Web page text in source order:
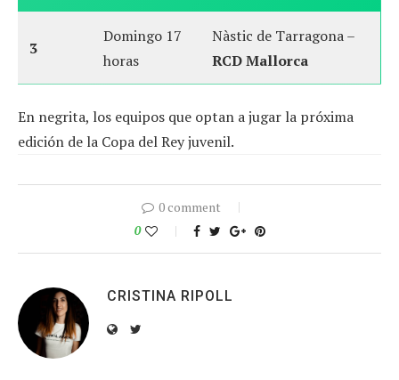
3
Domingo 17
horas
Nàstic de Tarragona –
RCD Mallorca
En negrita, los equipos que optan a jugar la próxima
edición de la Copa del Rey juvenil.
0 comment
0
CRISTINA RIPOLL